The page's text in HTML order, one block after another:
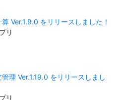
Ver.1.9.0 をリリースしました！
リ
理 Ver.1.19.0 をリリースしまし
リ